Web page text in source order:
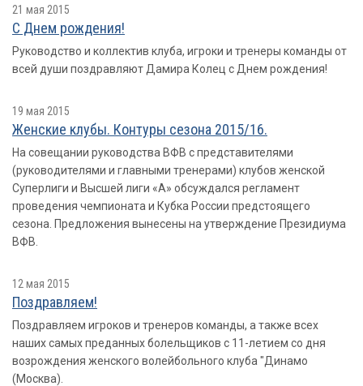
21 мая 2015
С Днем рождения!
Руководство и коллектив клуба, игроки и тренеры команды от
всей души поздравляют Дамира Колец с Днем рождения!
19 мая 2015
Женские клубы. Контуры сезона 2015/16.
На совещании руководства ВФВ с представителями
(руководителями и главными тренерами) клубов женской
Суперлиги и Высшей лиги «А» обсуждался регламент
проведения чемпионата и Кубка России предстоящего
сезона. Предложения вынесены на утверждение Президиума
ВФВ.
12 мая 2015
Поздравляем!
Поздравляем игроков и тренеров команды, а также всех
наших самых преданных болельщиков с 11-летием со дня
возрождения женского волейбольного клуба "Динамо
(Москва).